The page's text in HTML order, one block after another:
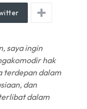
saya ingin
hak
terdepan dalam
dan
dalam